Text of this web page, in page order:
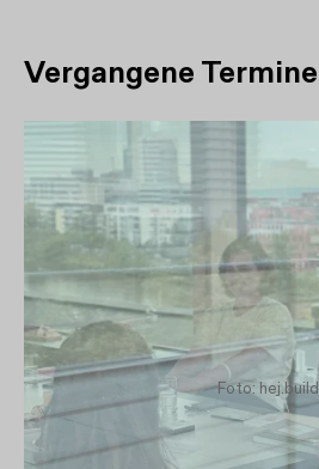
Vergangene Termine
Foto: hej.build